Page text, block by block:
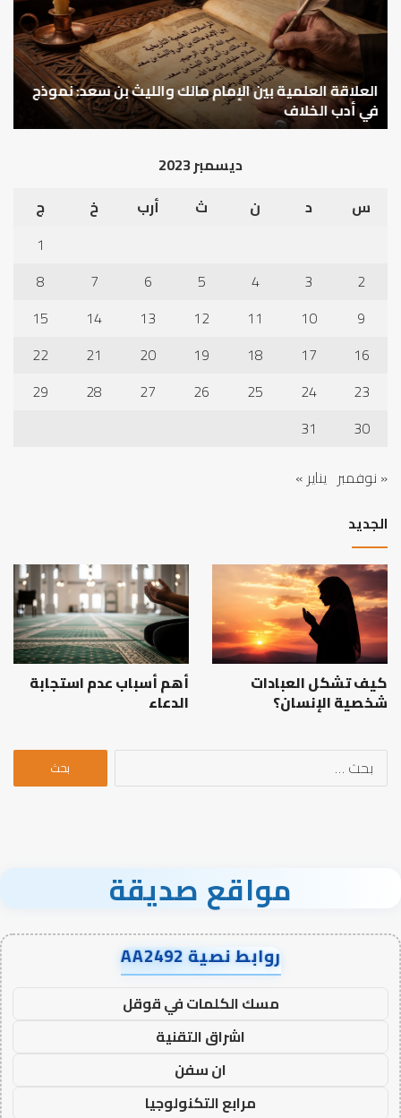
مالك
والليث
سعد:
نموذج
في
أدب
العلاقة العلمية بين الإمام مالك والليث بن سعد: نموذج
في أدب الخلاف
ديسمبر 2023
س
د ن ث أرب خ
ج
1
2
3
4
5
6
7
8
9
10
11
12
13
14
15
16
17
18
19
20
21
22
23
24
25
26
27
28
29
30
31
« نوفمبر يناير »
الجديد
كيف تشكل العبادات
شخصية الإنسان؟
أهم أسباب عدم استجابة
الدعاء
البحث
مواقع صديقة
روابط نصية AA2492
مسك الكلمات في قوقل
اشراق التقنية
ان سفن
مرابع التكنولوجيا